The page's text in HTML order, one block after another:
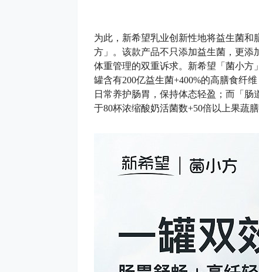
为此，新希望乳业创新性地将益生菌
方」。该款产品不只添加益生菌，更添
体重管理的双重诉求。新希望「菌小
罐含有200亿益生菌+400%的高膳食纤
日常养护肠胃，保持体态轻盈；而「肠
于80杯浓缩酸奶活菌数+50倍以上果蔬